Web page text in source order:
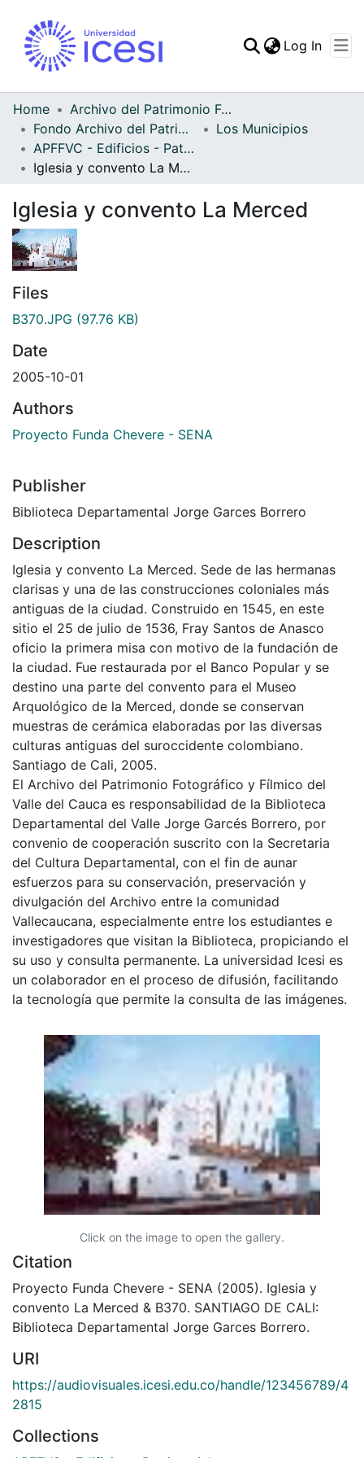
Statistics
Log In
Home
Archivo del Patrimonio Fotográfico y Fílmico del Valle del Cauca
Fondo Archivo del Patrimonio Fotográfico y Fílmico del Valle del Cauca
Los Municipios
APFFVC - Edificios - Patrimonial
Iglesia y convento La Merced
Iglesia y convento La Merced
Files
B370.JPG (97.76 KB)
Date
2005-10-01
Authors
Proyecto Funda Chevere - SENA
Publisher
Biblioteca Departamental Jorge Garces Borrero
Description
Iglesia y convento La Merced. Sede de las hermanas
clarisas y una de las construcciones coloniales más
antiguas de la ciudad. Construido en 1545, en este
sitio el 25 de julio de 1536, Fray Santos de Anasco
oficio la primera misa con motivo de la fundación de
la ciudad. Fue restaurada por el Banco Popular y se
destino una parte del convento para el Museo
Arquológico de la Merced, donde se conservan
muestras de cerámica elaboradas por las diversas
culturas antiguas del suroccidente colombiano.
Santiago de Cali, 2005.
El Archivo del Patrimonio Fotográfico y Fílmico del
Valle del Cauca es responsabilidad de la Biblioteca
Departamental del Valle Jorge Garcés Borrero, por
convenio de cooperación suscrito con la Secretaria
del Cultura Departamental, con el fin de aunar
esfuerzos para su conservación, preservación y
divulgación del Archivo entre la comunidad
Vallecaucana, especialmente entre los estudiantes e
investigadores que visitan la Biblioteca, propiciando el
su uso y consulta permanente. La universidad Icesi es
un colaborador en el proceso de difusión, facilitando
la tecnología que permite la consulta de las imágenes.
Click on the image to open the gallery.
Citation
Proyecto Funda Chevere - SENA (2005). Iglesia y
convento La Merced & B370. SANTIAGO DE CALI:
Biblioteca Departamental Jorge Garces Borrero.
URI
https://audiovisuales.icesi.edu.co/handle/123456789/4
2815
Collections